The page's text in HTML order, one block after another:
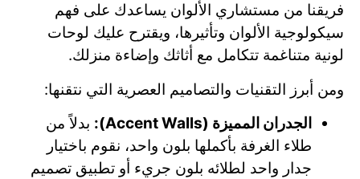
فريقنا من مستشاري الألوان يساعدك على فهم
سيكولوجية الألوان وتأثيرها، ويقترح عليك لوحات
لونية متناغمة تتكامل مع أثاثك وإضاءة منزلك.
ومن أبرز التقنيات والتصاميم العصرية التي نتقنها:
الجدران المميزة (Accent Walls):
بدلاً من
طلاء الغرفة بأكملها بلون واحد، نقوم باختيار
جدار واحد لطلائه بلون جريء أو تطبيق تصميم